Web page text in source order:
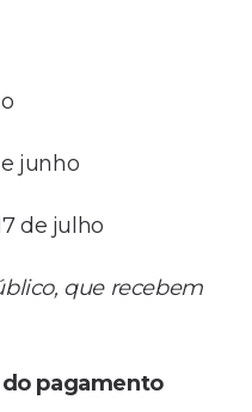
junho
de julho
que recebem
pagamento